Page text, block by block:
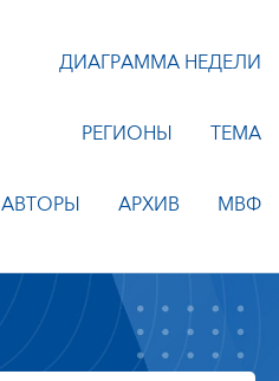
ДИАГРАММА НЕДЕЛИ
РЕГИОНЫ ТЕМА
АВТОРЫ АРХИВ МВФ